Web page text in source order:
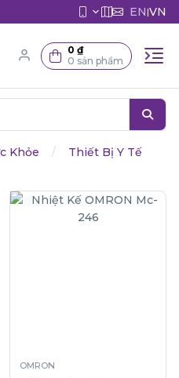
EN|VN
0 ₫
0 sản phẩm
Khỏe
Thiết Bị Y Tế
OMRON